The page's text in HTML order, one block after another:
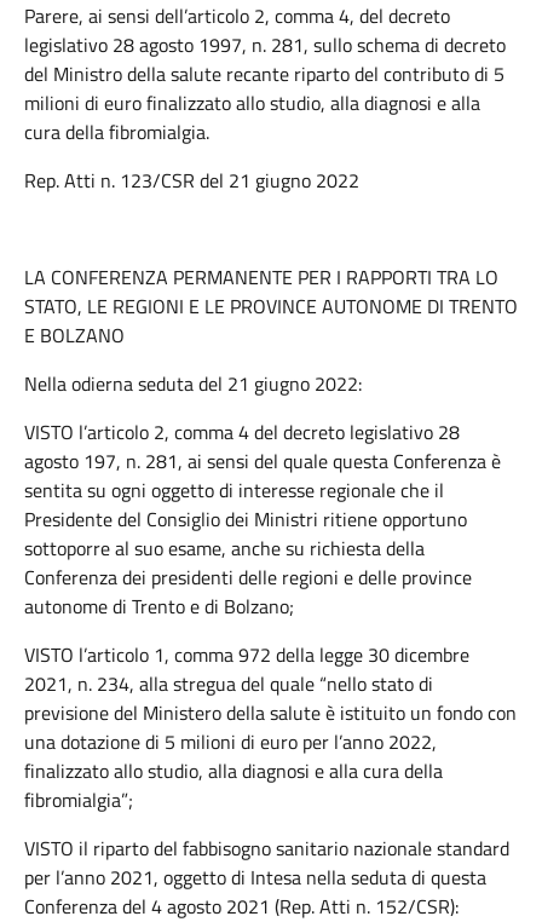
Parere, ai sensi dell’articolo 2, comma 4, del decreto
legislativo 28 agosto 1997, n. 281, sullo schema di decreto
del Ministro della salute recante riparto del contributo di 5
milioni di euro finalizzato allo studio, alla diagnosi e alla
cura della fibromialgia.
Rep. Atti n. 123/CSR del 21 giugno 2022
LA CONFERENZA PERMANENTE PER I RAPPORTI TRA LO
STATO, LE REGIONI E LE PROVINCE AUTONOME DI TRENTO
E BOLZANO
Nella odierna seduta del 21 giugno 2022:
VISTO l’articolo 2, comma 4 del decreto legislativo 28
agosto 197, n. 281, ai sensi del quale questa Conferenza è
sentita su ogni oggetto di interesse regionale che il
Presidente del Consiglio dei Ministri ritiene opportuno
sottoporre al suo esame, anche su richiesta della
Conferenza dei presidenti delle regioni e delle province
autonome di Trento e di Bolzano;
VISTO l’articolo 1, comma 972 della legge 30 dicembre
2021, n. 234, alla stregua del quale “nello stato di
previsione del Ministero della salute è istituito un fondo con
una dotazione di 5 milioni di euro per l’anno 2022,
finalizzato allo studio, alla diagnosi e alla cura della
fibromialgia”;
VISTO il riparto del fabbisogno sanitario nazionale standard
per l’anno 2021, oggetto di Intesa nella seduta di questa
Conferenza del 4 agosto 2021 (Rep. Atti n. 152/CSR):